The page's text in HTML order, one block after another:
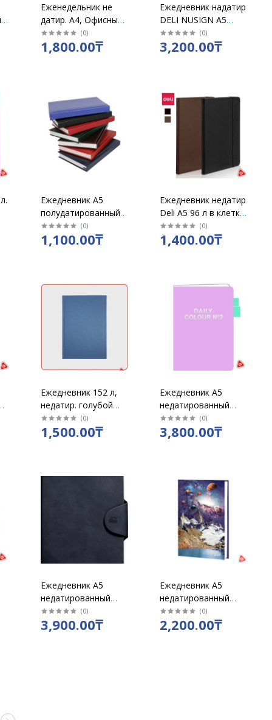
Еженедельник не
датир. А4, Офисный
стиль "Вечерний
мегаполис", 72л,
(0)
1,800.00₸
Ежедневник надатир
DELI NUSIGN А5
120л в линию на
кнопке ассорти
(0)
3,200.00₸
Ежедневник А5
полудатированный
бумвинил в линию
192 л, ассорти
(0)
1,100.00₸
Ежедневник недатир
Deli А5 96 л в клетку
на резинке
коричневый / N112
(0)
1,400.00₸
Ежедневник 152 л,
недатир. голубой
Тенгиз/100В
(0)
1,500.00₸
Ежедневник А5
недатированный
"COLOR NO2" в
линейку,136 л,
(0)
3,800.00₸
Ежедневник А5
недатированный
"SNAP BOOK" в
линию,136 л, синий
(0)
3,900.00₸
Ежедневник А5
недатированный
"Новая планета" в
клетку,192 л /7131
(0)
2,200.00₸